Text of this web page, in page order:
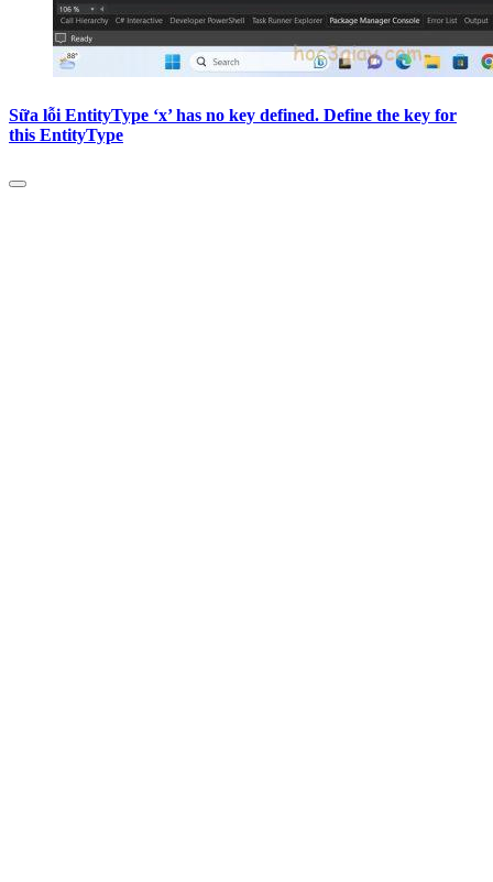
Sữa lỗi EntityType ‘x’ has no key defined. Define the key for
this EntityType